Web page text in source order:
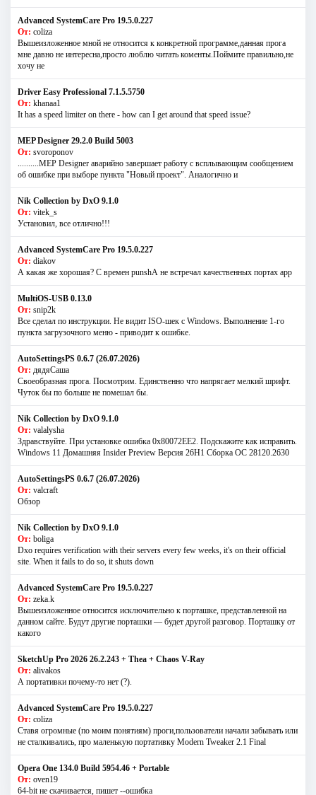
Advanced SystemCare Pro 19.5.0.227
От: coliza
Вышеизложенное мной не относится к конкретной программе,данная прога
мне давно не интересна,просто люблю читать коменты.Поймите правильно,не
хочу не
Driver Easy Professional 7.1.5.5750
От: khanaa1
It has a speed limiter on there - how can I get around that speed issue?
MEP Designer 29.2.0 Build 5003
От: svoroponov
..........MEP Designer аварийно завершает работу с всплывающим сообщением
об ошибке при выборе пункта "Новый проект". Аналогично и
Nik Collection by DxO 9.1.0
От: vitek_s
Установил, все отлично!!!
Advanced SystemCare Pro 19.5.0.227
От: diakov
А какая же хорошая? С времен punshА не встречал качественных портах app
MultiOS-USB 0.13.0
От: snip2k
Все сделал по инструкции. Не видит ISO-шек с Windows. Выполнение 1-го
пункта загрузочного меню - приводит к ошибке.
AutoSettingsPS 0.6.7 (26.07.2026)
От: дядяСаша
Своеобразная прога. Посмотрим. Единственно что напрягает мелкий шрифт.
Чуток бы по больше не помешал бы.
Nik Collection by DxO 9.1.0
От: valalysha
Здравствуйте. При установке ошибка 0х80072EE2. Подскажите как исправить.
Windows 11 Домашняя Insider Preview Версия 26H1 Сборка ОС 28120.2630
AutoSettingsPS 0.6.7 (26.07.2026)
От: valcraft
Обзор
Nik Collection by DxO 9.1.0
От: boliga
Dxo requires verification with their servers every few weeks, it's on their official
site. When it fails to do so, it shuts down
Advanced SystemCare Pro 19.5.0.227
От: zeka.k
Вышеизложенное относится исключительно к порташке, представленной на
данном сайте. Будут другие порташки — будет другой разговор. Порташку от
какого
SketchUp Pro 2026 26.2.243 + Thea + Chaos V-Ray
От: alivakos
А портативки почему-то нет (?).
Advanced SystemCare Pro 19.5.0.227
От: coliza
Ставя огромные (по моим понятиям) проги,пользователи начали забывать или
не сталкивались, про маленькую портативку Modern Tweaker 2.1 Final
Opera One 134.0 Build 5954.46 + Portable
От: oven19
64-bit не скачивается, пишет --ошибка